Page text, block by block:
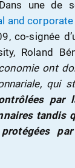
une de
and
co-signée
Roland
ont
qui
par
tandis